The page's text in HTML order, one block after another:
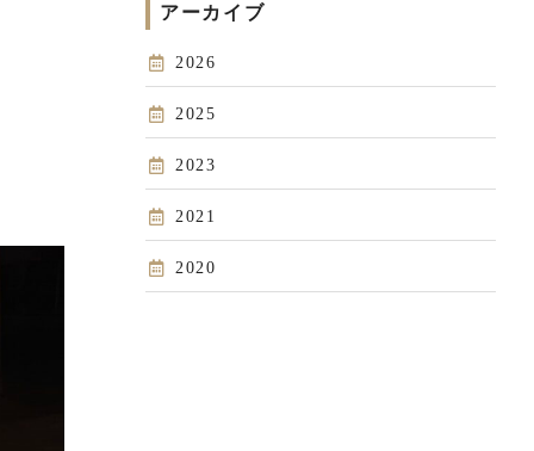
アーカイブ
2026
2025
2023
2021
2020